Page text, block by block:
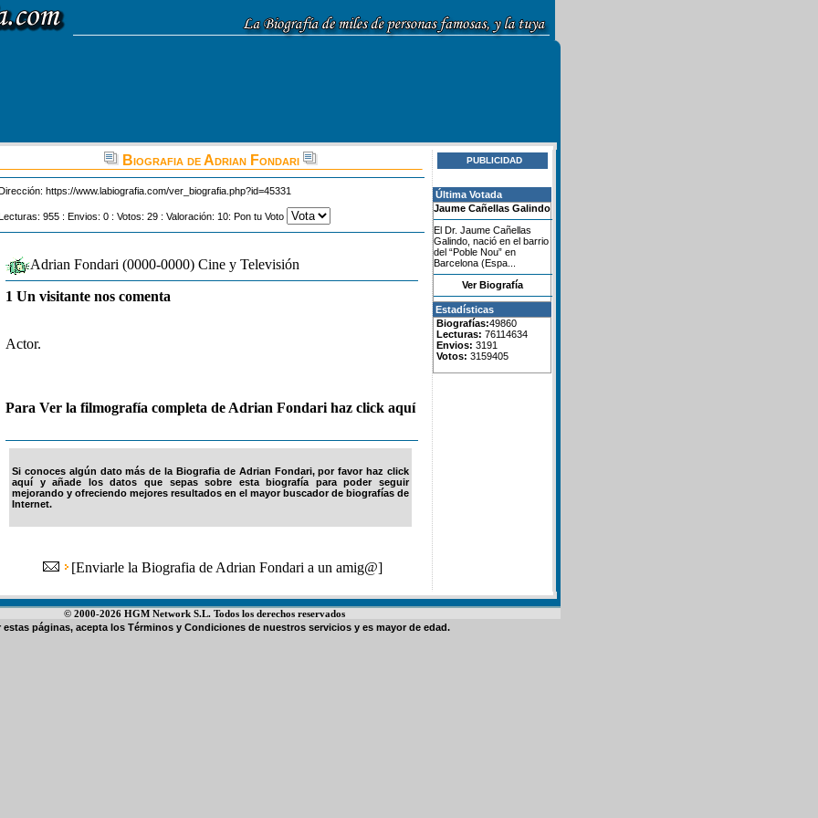
Biografia de Adrian Fondari
https://www.labiografia.com/ver_biografia.php?id=45331
955 : Envios: 0 : Votos: 29 : Valoración: 10: Pon tu Voto
Adrian Fondari (0000-0000) Cine y Televisión
1 Un visitante nos comenta
Actor.
Para Ver la filmografía completa de Adrian Fondari haz click aquí
Si conoces algún dato más de la Biografia de Adrian Fondari, por favor haz click
aquí y añade los datos que sepas sobre esta biografía para poder seguir
mejorando y ofreciendo mejores resultados en el mayor buscador de biografías de
Internet.
[Enviarle la Biografia de Adrian Fondari a un amig@]
PUBLICIDAD
Última Votada
Jaume Cañellas Galindo
El Dr. Jaume Cañellas
Galindo, nació en el barrio
del “Poble Nou” en
Barcelona (Espa...
Ver Biografía
Estadísticas
Biografías:49860
Lecturas: 76114634
Envios: 3191
Votos: 3159405
© 2000-2026 HGM Network S.L. Todos los derechos reservados
estas páginas, acepta los Términos y Condiciones de nuestros servicios y es mayor de edad.